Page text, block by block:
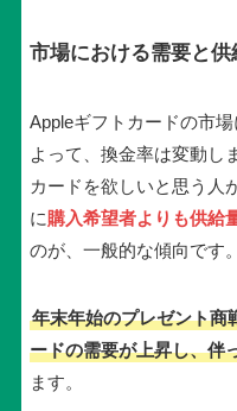
市場における需要と供
Appleギフトカードの市
よって、換金率は変動し
カードを欲しいと思う人
に 購入希望者よりも供給
のが、一般的な傾向です。
年末年始のプレゼント商
ードの需要が上昇し、伴
ます。